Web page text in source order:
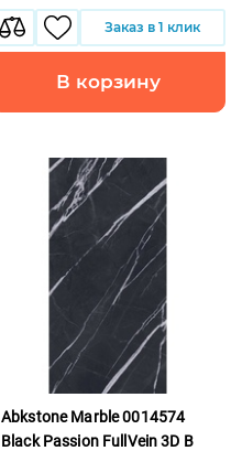
Заказ в 1 клик
В корзину
Abkstone Marble 0014574
Black Passion FullVein 3D B